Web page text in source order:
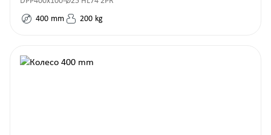
400 mm 200 kg